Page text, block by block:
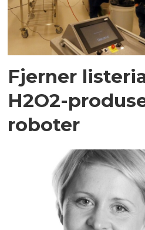
Fjerner
H2O2-
roboter